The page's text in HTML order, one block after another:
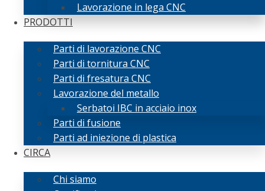
Lavorazione in lega CNC
PRODOTTI
Parti di lavorazione CNC
Parti di tornitura CNC
Parti di fresatura CNC
Lavorazione del metallo
Serbatoi IBC in acciaio inox
Parti di fusione
Parti ad iniezione di plastica
CIRCA
Chi siamo